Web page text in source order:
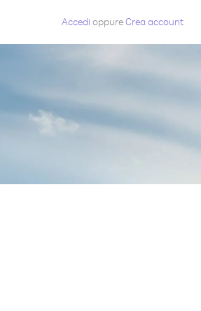
Accedi oppureCrea account